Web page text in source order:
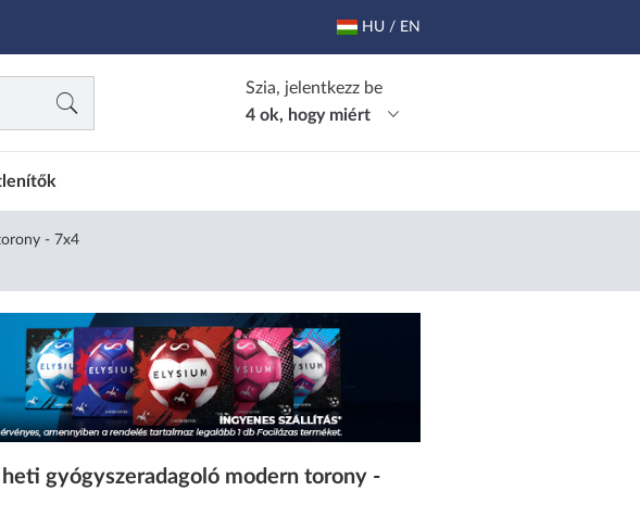
HU / EN
Szia, jelentkezz be
4 ok, hogy miért
- 7x4
heti gyógyszeradagoló modern torony -